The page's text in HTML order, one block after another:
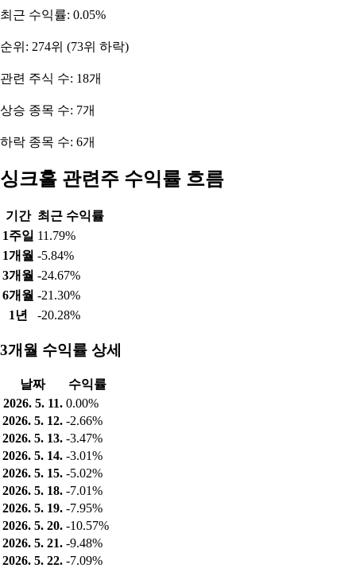
최근 수익률: 0.05%
순위: 274위 (73위 하락)
관련 주식 수: 18개
상승 종목 수: 7개
하락 종목 수: 6개
싱크홀 관련주 수익률 흐름
기간 최근 수익률
1주일 11.79%
1개월 -5.84%
3개월 -24.67%
6개월 -21.30%
1년
-20.28%
3개월 수익률 상세
날짜
수익률
2026. 5. 11. 0.00%
2026. 5. 12. -2.66%
2026. 5. 13. -3.47%
2026. 5. 14. -3.01%
2026. 5. 15. -5.02%
2026. 5. 18. -7.01%
2026. 5. 19. -7.95%
2026. 5. 20. -10.57%
2026. 5. 21. -9.48%
2026. 5. 22. -7.09%